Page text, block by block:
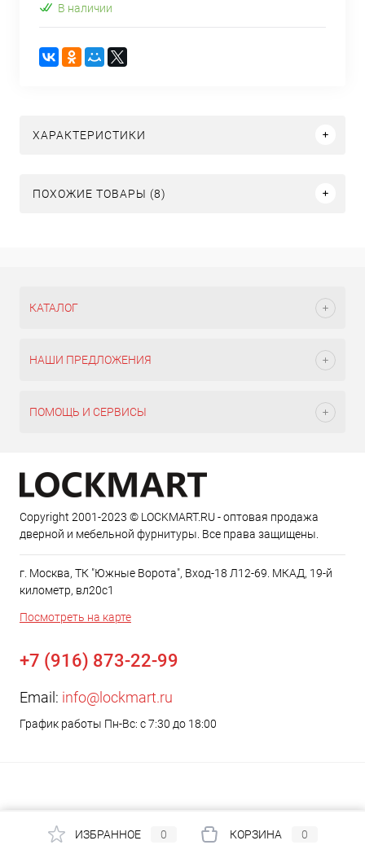
В наличии
ХАРАКТЕРИСТИКИ
ПОХОЖИЕ ТОВАРЫ (8)
КАТАЛОГ
НАШИ ПРЕДЛОЖЕНИЯ
ПОМОЩЬ И СЕРВИСЫ
Copyright 2001-2023 © LOCKMART.RU - оптовая продажа
дверной и мебельной фурнитуры. Все права защищены.
г. Москва, ТК "Южные Ворота", Вход-18 Л12-69. МКАД, 19-й
километр, вл20с1
Посмотреть на карте
+7 (916) 873-22-99
Email: info@lockmart.ru
График работы Пн-Вс: с 7:30 до 18:00
ИЗБРАННОЕ 0 КОРЗИНА 0